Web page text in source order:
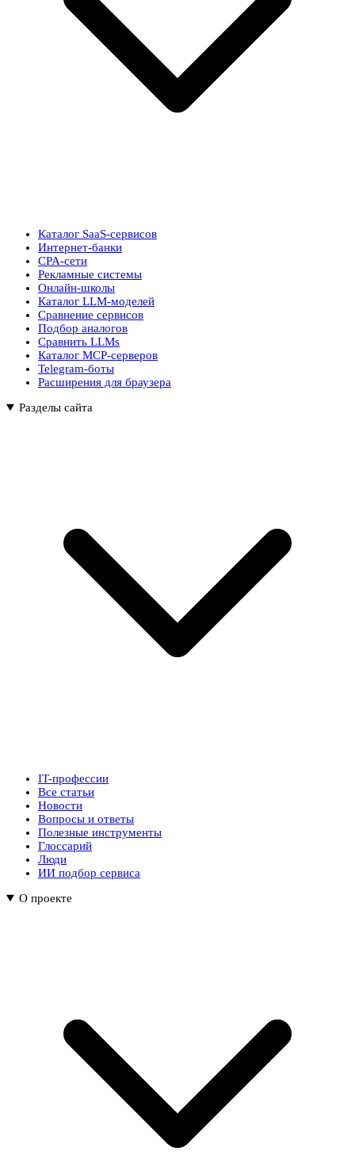
Каталог SaaS-сервисов
Интернет-банки
CPA-сети
Рекламные системы
Онлайн-школы
Каталог LLM-моделей
Сравнение сервисов
Подбор аналогов
Сравнить LLMs
Каталог MCP-серверов
Telegram-боты
Расширения для браузера
Разделы сайта
IT-профессии
Все статьи
Новости
Вопросы и ответы
Полезные инструменты
Глоссарий
Люди
ИИ подбор сервиса
О проекте